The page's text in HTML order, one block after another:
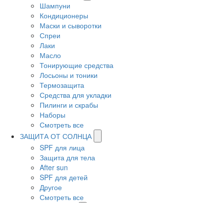
Шампуни
Кондиционеры
Маски и сыворотки
Спреи
Лаки
Масло
Тонирующие средства
Лосьоны и тоники
Термозащита
Средства для укладки
Пилинги и скрабы
Наборы
Смотреть все
ЗАЩИТА ОТ СОЛНЦА
SPF для лица
Защита для тела
After sun
SPF для детей
Другое
Смотреть все